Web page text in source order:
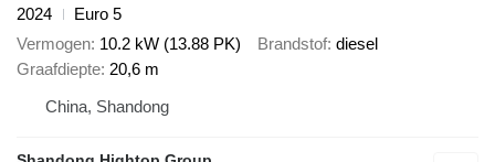
2024
Euro 5
Vermogen 10.2 kW (13.88 PK) Brandstof diesel
Graafdiepte 20,6 m
China, Shandong